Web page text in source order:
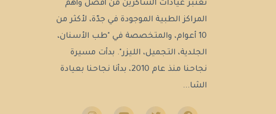
تُعتبر عيادات الشاكرين من أفضل وأهم
المراكز الطبية الموجودة في جدّة، لأكثر من
10 أعوام، والمتخصصة في "طب الأسنان،
الجلدية، التجميل، الليزر". بدأت مسيرة
نجاحنا منذ عام 2010، بدأنا نجاحنا بعيادة
الشا...